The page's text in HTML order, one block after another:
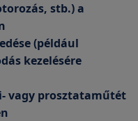
stb.) a
(például
kezelésére
vagy prosztataműtét